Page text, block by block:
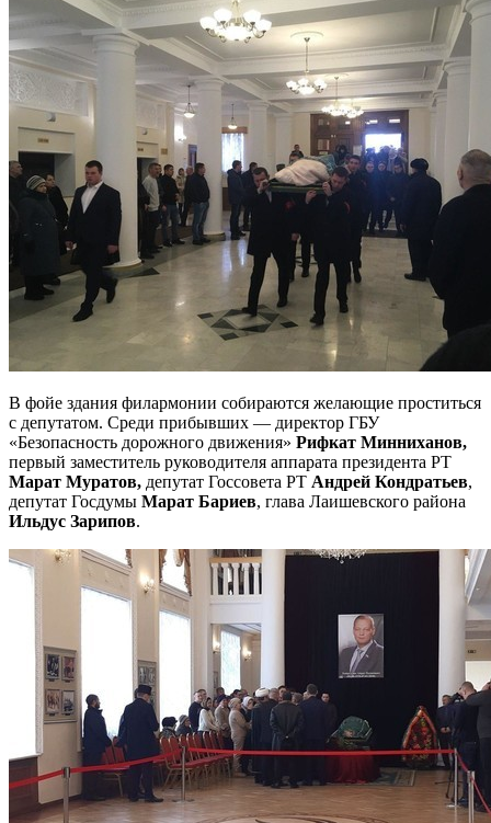
В фойе здания филармонии собираются желающие проститься
с депутатом. Среди прибывших — директор ГБУ
«Безопасность дорожного движения» Рифкат Минниханов,
первый заместитель руководителя аппарата президента РТ
Марат Муратов, депутат Госсовета РТ Андрей Кондратьев,
депутат Госдумы Марат Бариев, глава Лаишевского района
Ильдус Зарипов.